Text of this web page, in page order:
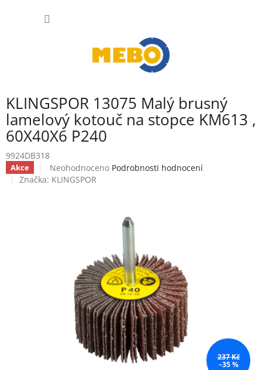
KLINGSPOR 13075 Malý brusný
lamelový kotouč na stopce KM613 ,
60X40X6 P240
9924DB318
Akce
Průměrné
hodnocení
Neohodnoceno Podrobnosti hodnocení
Značka: KLINGSPOR
237 Kč
–35 %